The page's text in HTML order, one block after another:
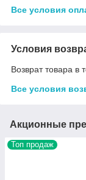
Все условия
Условия
Возврат товара в
Все условия
Акционные
Топ продаж